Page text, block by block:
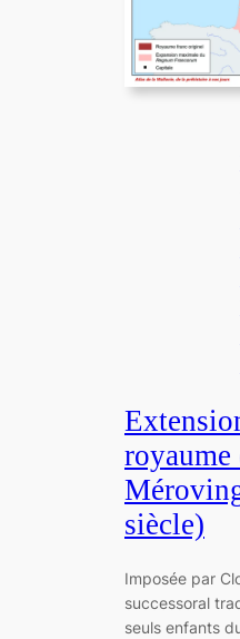
royaume
siècle)
Imposée par
successoral
seuls enfants